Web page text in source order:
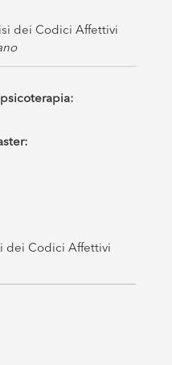
dei Codici Affettivi
dei Codici Affettivi